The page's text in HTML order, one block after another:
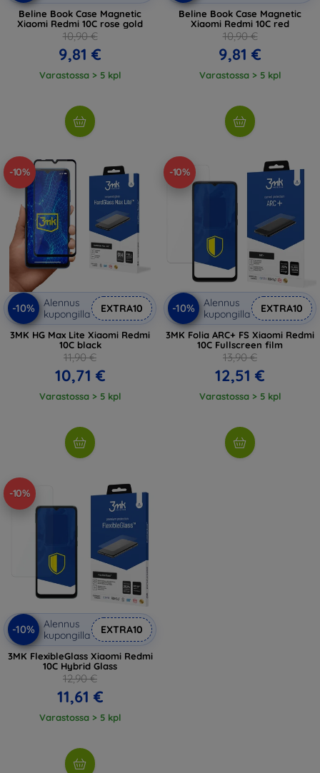
Beline Book Case Magnetic
Xiaomi Redmi 10C rose gold
10,90 €
9,81 €
Varastossa > 5 kpl
Beline Book Case Magnetic
Xiaomi Redmi 10C red
10,90 €
9,81 €
Varastossa > 5 kpl
-10%
-10%
Alennus
kupongilla
EXTRA10
3MK HG Max Lite Xiaomi Redmi
10C black
11,90 €
10,71 €
Varastossa > 5 kpl
-10%
-10%
Alennus
kupongilla
EXTRA10
3MK Folia ARC+ FS Xiaomi Redmi
10C Fullscreen film
13,90 €
12,51 €
Varastossa > 5 kpl
-10%
-10%
Alennus
kupongilla
EXTRA10
3MK FlexibleGlass Xiaomi Redmi
10C Hybrid Glass
12,90 €
11,61 €
Varastossa > 5 kpl